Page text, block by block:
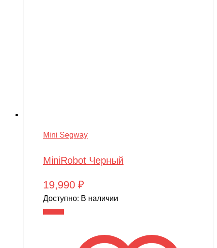
Mini Segway
MiniRobot Черный
19,990 ₽
Доступно: В наличии